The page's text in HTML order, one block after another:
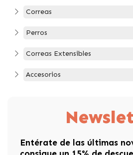
Correas
Perros
Correas Extensibles
Accesorios
Entérate de las últimas